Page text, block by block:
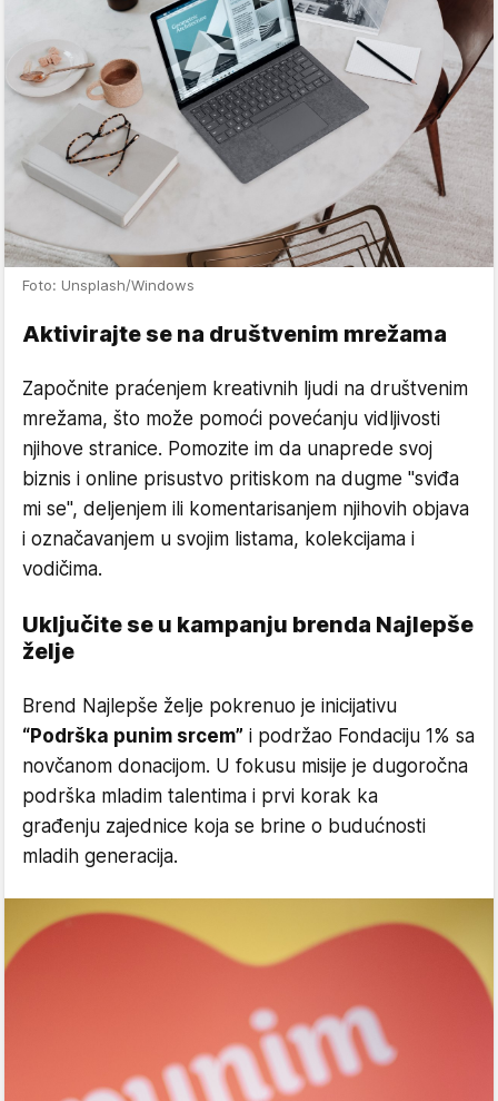
Foto: Unsplash/Windows
Aktivirajte se na društvenim mrežama
Započnite praćenjem kreativnih ljudi na društvenim
mrežama, što može pomoći povećanju vidljivosti
njihove stranice. Pomozite im da unaprede svoj
biznis i online prisustvo pritiskom na dugme "sviđa
mi se", deljenjem ili komentarisanjem njihovih objava
i označavanjem u svojim listama, kolekcijama i
vodičima.
Uključite se u kampanju brenda Najlepše
želje
Brend Najlepše želje pokrenuo je inicijativu
“Podrška punim srcem” i podržao Fondaciju 1% sa
novčanom donacijom. U fokusu misije je dugoročna
podrška mladim talentima i prvi korak ka
građenju zajednice koja se brine o budućnosti
mladih generacija.